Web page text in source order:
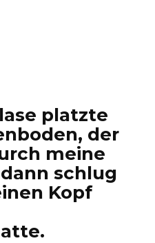
platzte
der
meine
schlug
Kopf